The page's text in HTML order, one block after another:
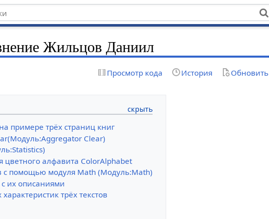
Жильцов Даниил
Просмотр кода История Обновить
примере трёх страниц книг
Clear)
алфавита ColorAlphabet
с помощью модуля Math (Модуль:Math)
их описаниями
трёх текстов